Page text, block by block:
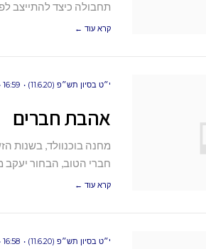
תחבולה כיצד להתייצב
קרא עוד ←
י״ט בסיון תש״פ (11.6.20) 16:59
אהבת חברים
מחנה בוכנוולד, בשנות
חברי הטוב, הבחור יעקב
קרא עוד ←
י״ט בסיון תש״פ (11.6.20) 16:58